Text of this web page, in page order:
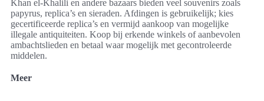
Khan el‑Khalili en andere bazaars bieden veel souvenirs zoals
papyrus, replica’s en sieraden. Afdingen is gebruikelijk; kies
gecertificeerde replica’s en vermijd aankoop van mogelijke
illegale antiquiteiten. Koop bij erkende winkels of aanbevolen
ambachtslieden en betaal waar mogelijk met gecontroleerde
middelen.
Meer